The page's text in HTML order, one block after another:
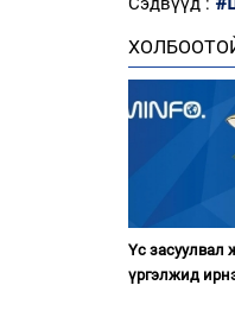
Үс засуулвал
үргэлжид